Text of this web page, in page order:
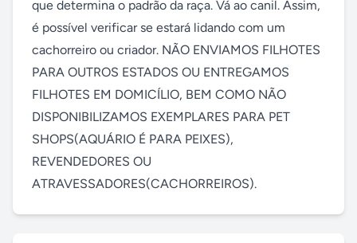
que determina o padrão da raça. Vá ao canil. Assim,
é possível verificar se estará lidando com um
cachorreiro ou criador. NÃO ENVIAMOS FILHOTES
PARA OUTROS ESTADOS OU ENTREGAMOS
FILHOTES EM DOMICÍLIO, BEM COMO NÃO
DISPONIBILIZAMOS EXEMPLARES PARA PET
SHOPS(AQUÁRIO É PARA PEIXES),
REVENDEDORES OU
ATRAVESSADORES(CACHORREIROS).